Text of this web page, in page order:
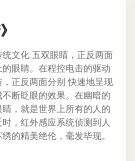
文化 五双眼睛，正反两面
眼睛。在程控电击的驱动
正反两面分别 快速地呈现
断眨眼的效果。在幽暗的
，就是世界上所有的人的
，红外感应系统侦测到人
的精美绝伦，毫发毕现。